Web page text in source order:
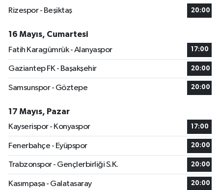
Rizespor - Beşiktaş
20:00
16 Mayıs, Cumartesi
Fatih Karagümrük - Alanyaspor
17:00
Gaziantep FK - Başakşehir 20:00
Samsunspor - Göztepe 20:00
17 Mayıs, Pazar
Kayserispor - Konyaspor
17:00
Fenerbahçe - Eyüpspor 20:00
Trabzonspor - Gençlerbirliği S.K. 20:00
Kasımpaşa - Galatasaray 20:00